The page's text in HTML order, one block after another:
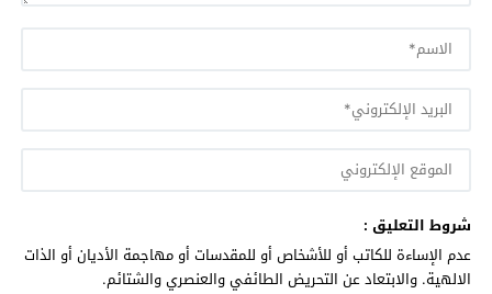
شروط التعليق :
عدم الإساءة للكاتب أو للأشخاص أو للمقدسات أو مهاجمة الأديان أو الذات
الالهية. والابتعاد عن التحريض الطائفي والعنصري والشتائم.